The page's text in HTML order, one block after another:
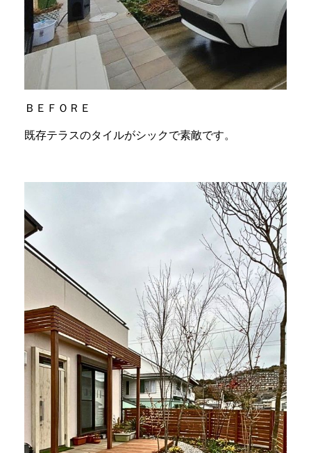
ＢＥＦＯＲＥ
既存テラスのタイルがシックで素敵です。